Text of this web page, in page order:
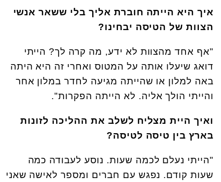
איך היא הייתה חוברת אליך בלי ששאר אנשי
הצוות של הטיסה יבחינו?
"אף אחד מהצוות לא ידע, מה קרה לך? הייתי
דואג שיעלו אותה על המטוס ואחרי זה היא היתה
באה למלון או שהייתה מגיעה לחדר במלון אחר
והייתי הולך אליה. לא הייתה הפקרות".
ואיך היית מצליח לשלב את ההליכה לזונות
בארץ בין טיסה לטיסה?
"הייתי נעלם לכמה שעות. נוסע לעבודה כמה
שעות קודם. נפגש עם חברים ומספר לאישה שאני